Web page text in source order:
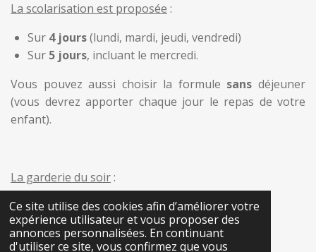
Ce site utilise des cookies afin d’améliorer votre
expérience utilisateur et vous proposer des
annonces personnalisées. En continuant
d'utiliser ce site, vous confirmez que vous
La scolarisation est proposée :
Sur 4 jours(lundi, mardi, jeudi, vendredi)
Sur 5 jours, incluant le mercredi.
Vous pouvez aussi choisir la formule sans déjeuner
(vous devrez apporter chaque jour le repas de votre
enfant).
La garderie du soir:
Elle est à la carte et facturée 10 € par jour.
En cours d'année